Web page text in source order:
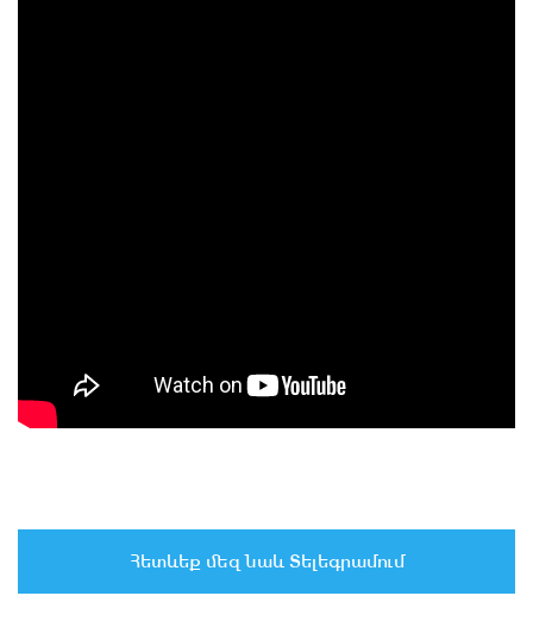
Հետևեք մեզ նաև Տելեգրամում